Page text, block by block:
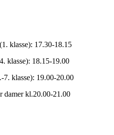
klasse): 17.30-18.15
klasse): 18.15-19.00
7. klasse): 19.00-20.00
damer kl.20.00-21.00